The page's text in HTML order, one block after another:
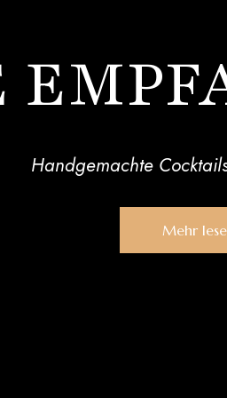
Handgemachte
Mehr